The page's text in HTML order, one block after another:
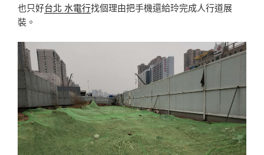
也只好台北 水電行找個理由把手機還給玲完成人行道展
裝。